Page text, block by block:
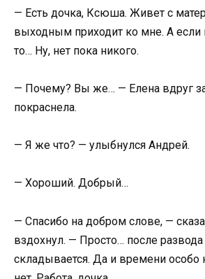
— Есть дочка, Ксюша. Живет с
выходным приходит ко мне. А
то… Ну, нет пока никого.
— Почему? Вы же… — Елена вдруг
покраснела.
— Я же что? — улыбнулся Андрей.
— Хороший. Добрый…
— Спасибо на добром слове, —
вздохнул. — Просто… после
складывается. Да и времени особо